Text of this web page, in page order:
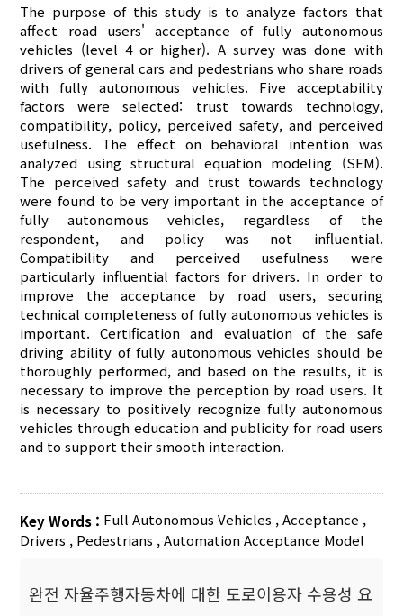
The purpose of this study is to analyze factors that
affect road users' acceptance of fully autonomous
vehicles (level 4 or higher). A survey was done with
drivers of general cars and pedestrians who share roads
with fully autonomous vehicles. Five acceptability
factors were selected: trust towards technology,
compatibility, policy, perceived safety, and perceived
usefulness. The effect on behavioral intention was
analyzed using structural equation modeling (SEM).
The perceived safety and trust towards technology
were found to be very important in the acceptance of
fully autonomous vehicles, regardless of the
respondent, and policy was not influential.
Compatibility and perceived usefulness were
particularly influential factors for drivers. In order to
improve the acceptance by road users, securing
technical completeness of fully autonomous vehicles is
important. Certification and evaluation of the safe
driving ability of fully autonomous vehicles should be
thoroughly performed, and based on the results, it is
necessary to improve the perception by road users. It
is necessary to positively recognize fully autonomous
vehicles through education and publicity for road users
and to support their smooth interaction.
Key Words : Full Autonomous Vehicles ,Acceptance ,
Drivers , Pedestrians ,Automation Acceptance Model
완전 자율주행자동차에 대한 도로이용자 수용성 요